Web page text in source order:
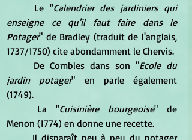
	Le "
Calendrier des jardiniers qui
enseigne ce qu'il faut faire dans le
Potager" de Bradley (traduit de l'anglais,
1737/1750) cite abondamment le Chervis.
	De Combles dans son "
Ecole du
jardin potager" en parle également
(1749).
	La "
Cuisinière bourgeoise" de
Menon (1774) en donne une recette.